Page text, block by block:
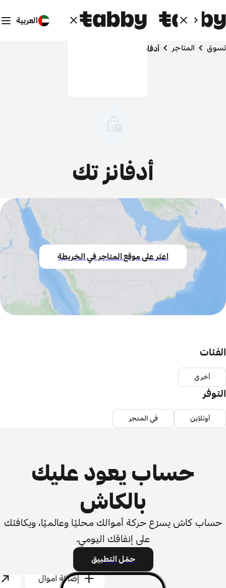
العربية
تسوق المتاجر أدفانز تك
أدفانز تك
اعثر على موقع المتاجر في الخريطة
الفئات
أخرى
التوفر
أونلاين في المتجر
حساب يعود عليك
بالكاش
حساب كاش يسرّع حركة أموالك محليًا وعالميًا، ويكافئك
على إنفاقك اليومي.
حمّل التطبيق